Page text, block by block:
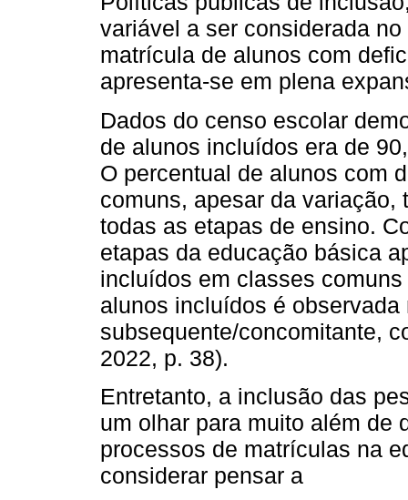
variável a ser considerada
matrícula de alunos com
apresenta-se em plena
Dados do censo escolar
de alunos incluídos era de
O percentual de alunos com
comuns, apesar da variação,
todas as etapas de ensino.
etapas da educação básica
incluídos em classes
alunos incluídos é
subsequente/concomitante,
2022, p. 38).
Entretanto, a inclusão das
um olhar para muito além de
processos de matrículas na
considerar pensar a